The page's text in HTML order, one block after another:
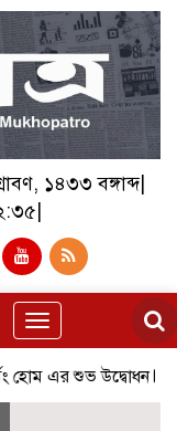
১৪৩৩ বঙ্গাব্দ|
Toggle
navigation
এর শুভ উদ্বোধন